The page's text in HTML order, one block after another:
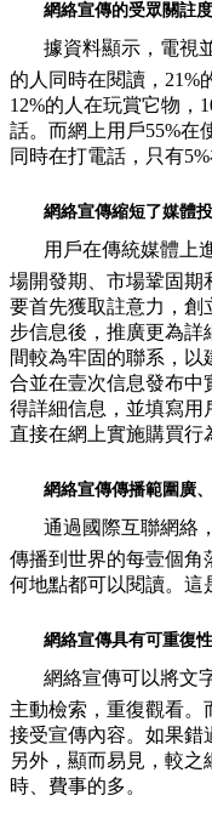
網絡宣傳的受眾關註
據資料顯示，電視
的人同時在閱讀，21%
12%的人在玩賞它物，
話。而網上用戶55%在
同時在打電話，只有
網絡宣傳縮短了媒體
用戶在傳統媒體上
場開發期、市場鞏固期
要首先獲取註意力，創
步信息後，推廣更為詳
間較為牢固的聯系，
合並在壹次信息發布中
得詳細信息，並填寫用
直接在網上實施購買行
網絡宣傳傳播範圍廣
通過國際互聯網絡
傳播到世界的每壹個角
何地點都可以閱讀。這
網絡宣傳具有可重復
網絡宣傳可以將文
主動檢索，重復觀看
接受宣傳內容。如果錯
另外，顯而易見，較
時、費事的多。